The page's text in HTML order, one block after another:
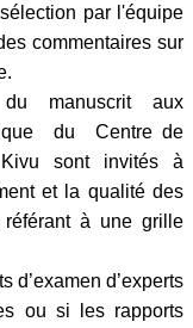
par l'équipe
commentaires sur
du manuscrit aux
du Centre de
Kivu sont invités à
et la qualité des
référant à une grille
d’examen d’experts
ou si les rapports